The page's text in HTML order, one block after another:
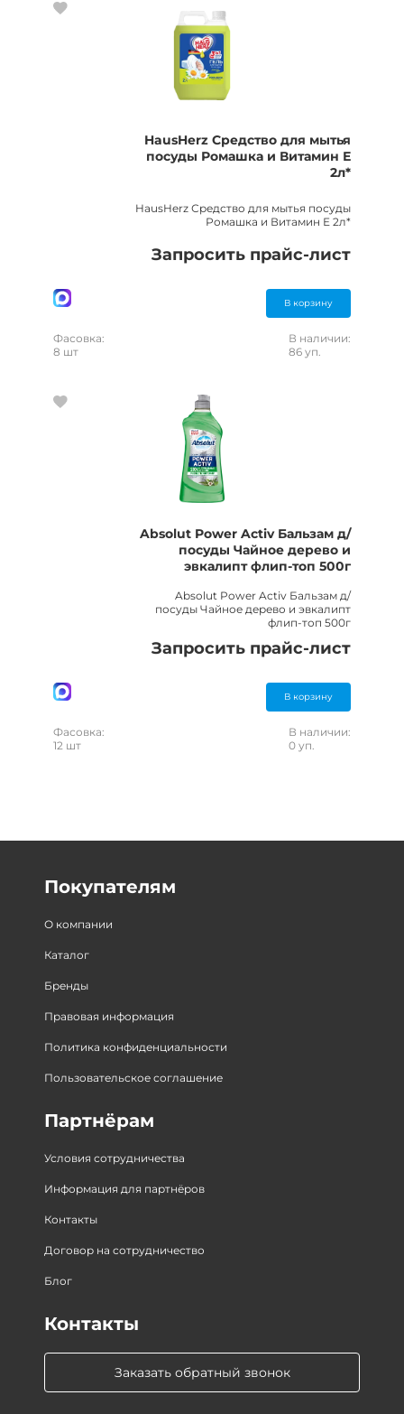
HausHerz Средство для мытья
посуды Ромашка и Витамин Е
2л*
HausHerz Средство для мытья посуды
Ромашка и Витамин Е 2л*
Запросить прайс-лист
В корзину
Фасовка:
8 шт
В наличии:
86 уп.
Absolut Power Activ Бальзам д/
посуды Чайное дерево и
эвкалипт флип-топ 500г
Absolut Power Activ Бальзам д/
посуды Чайное дерево и эвкалипт
флип-топ 500г
Запросить прайс-лист
В корзину
Фасовка:
12 шт
В наличии:
0 уп.
Покупателям
О компании
Каталог
Бренды
Правовая информация
Политика конфиденциальности
Пользовательское соглашение
Партнёрам
Условия сотрудничества
Информация для партнёров
Контакты
Договор на сотрудничество
Блог
Заказать обратный звонок
Контакты